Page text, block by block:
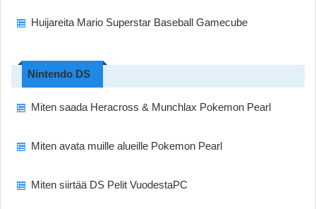
Huijareita Mario Superstar Baseball Gamecube
Nintendo DS
Miten saada Heracross & Munchlax Pokemon Pearl
Miten avata muille alueille Pokemon Pearl
Miten siirtää DS Pelit VuodestaPC